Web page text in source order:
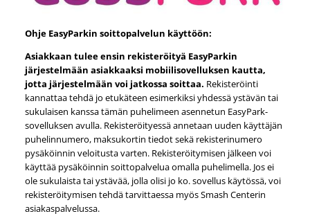
Ohje EasyParkin soittopalvelun käyttöön:
Asiakkaan tulee ensin rekisteröityä EasyParkin
järjestelmään asiakkaaksi mobiilisovelluksen kautta,
jotta järjestelmään voi jatkossa soittaa. Rekisteröinti
kannattaa tehdä jo etukäteen esimerkiksi yhdessä ystävän tai
sukulaisen kanssa tämän puhelimeen asennetun EasyPark-
sovelluksen avulla. Rekisteröityessä annetaan uuden käyttäjän
puhelinnumero, maksukortin tiedot sekä rekisterinumero
pysäköinnin veloitusta varten. Rekisteröitymisen jälkeen voi
käyttää pysäköinnin soittopalvelua omalla puhelimella. Jos ei
ole sukulaista tai ystävää, jolla olisi jo ko. sovellus käytössä, voi
rekisteröitymisen tehdä tarvittaessa myös Smash Centerin
asiakaspalvelussa.